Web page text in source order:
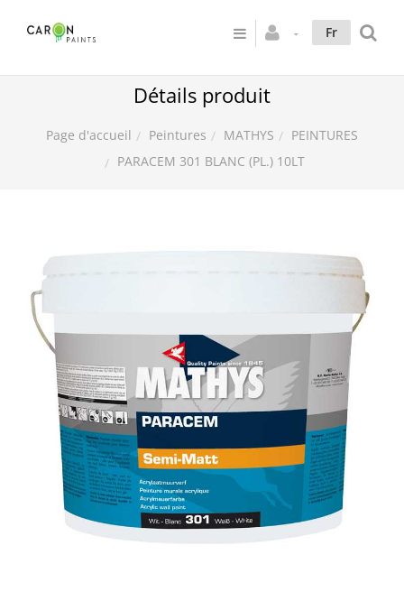
Fr
Détails produit
Page d'accueil Peintures MATHYS
PEINTURES
PARACEM 301 BLANC (PL.) 10LT